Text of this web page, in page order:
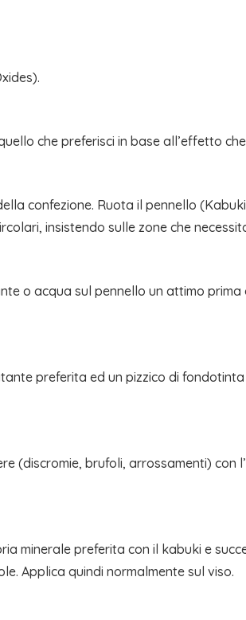
che preferisci in base all’effetto
confezione. Ruota il pennello
insistendo sulle zone che
o acqua sul pennello un attimo
preferita ed un pizzico di
(discromie, brufoli, arrossamenti)
minerale preferita con il kabuki e
Applica quindi normalmente sul viso.